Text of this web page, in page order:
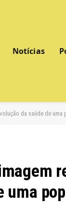
Notícias
da saúde de uma
uma